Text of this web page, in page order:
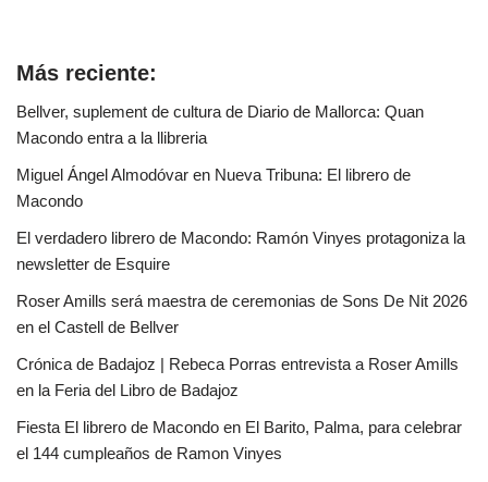
Más reciente:
Bellver, suplement de cultura de Diario de Mallorca: Quan
Macondo entra a la llibreria
Miguel Ángel Almodóvar en Nueva Tribuna: El librero de
Macondo
El verdadero librero de Macondo: Ramón Vinyes protagoniza la
newsletter de Esquire
Roser Amills será maestra de ceremonias de Sons De Nit 2026
en el Castell de Bellver
Crónica de Badajoz | Rebeca Porras entrevista a Roser Amills
en la Feria del Libro de Badajoz
Fiesta El librero de Macondo en El Barito, Palma, para celebrar
el 144 cumpleaños de Ramon Vinyes